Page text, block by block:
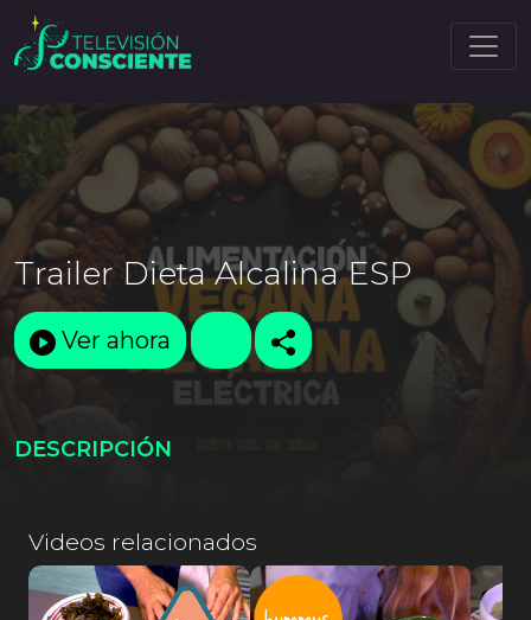
Trailer Dieta Alcalina ESP
Ver ahora
DESCRIPCIÓN
Videos relacionados